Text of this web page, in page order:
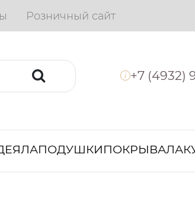
Розничный сайт
i +7 (4932)
ПОДУШКИПОКРЫВАЛА